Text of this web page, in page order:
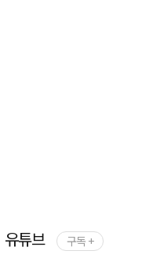
유튜브 구독 +